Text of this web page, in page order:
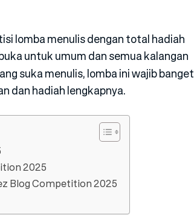
lomba menulis dengan total hadiah
untuk umum dan semua kalangan
suka menulis, lomba ini wajib banget
dan hadiah lengkapnya.
2025
Blog Competition 2025